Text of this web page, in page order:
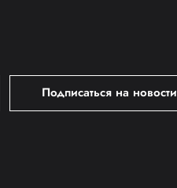
Подписаться на новости